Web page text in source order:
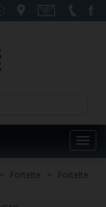
Fortelte Fortelte